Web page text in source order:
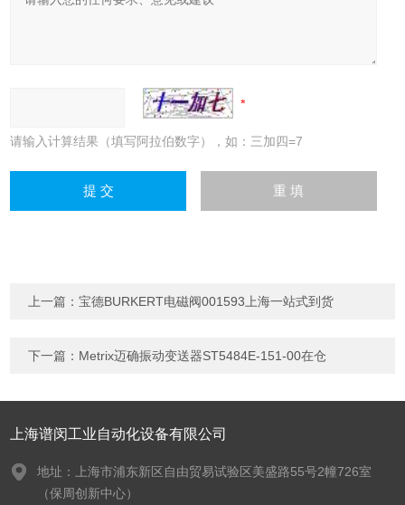
请输入计算结果（填写阿拉伯数字），如：三加四=7
上一篇：宝德BURKERT电磁阀001593上海一站式到货
下一篇： Metrix迈确振动变送器ST5484E-151-00在仓
上海谱闵工业自动化设备有限公司
地址：上海市浦东新区自由贸易试验区美盛路55号2幢726室
（保周创新中心）